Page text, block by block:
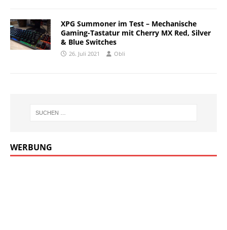
XPG Summoner im Test – Mechanische
Gaming-Tastatur mit Cherry MX Red, Silver
& Blue Switches
26. Juli 2021 Obli
WERBUNG